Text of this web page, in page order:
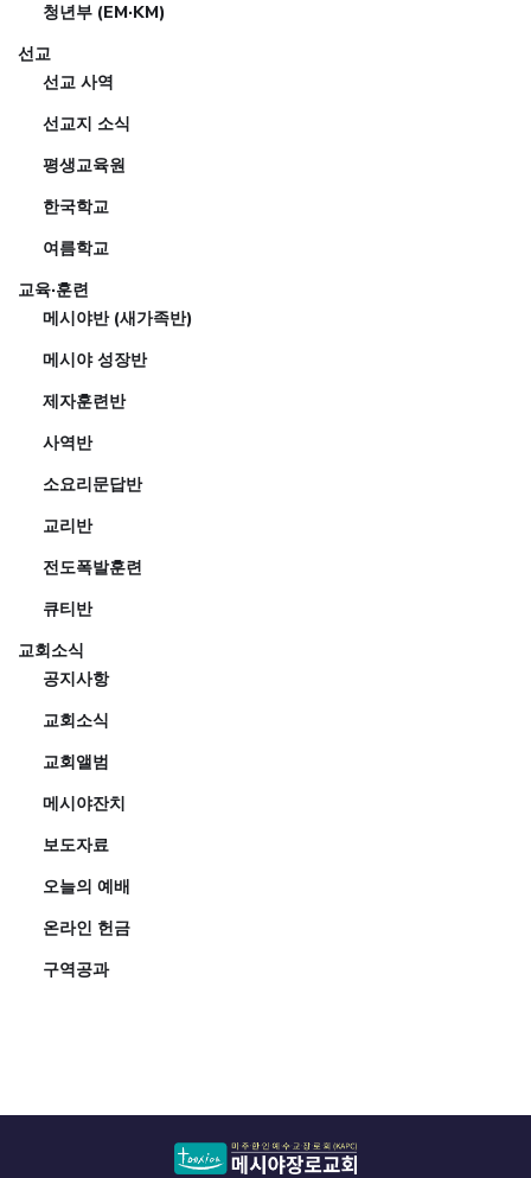
청년부 (EM·KM)
선교
선교 사역
선교지 소식
평생교육원
한국학교
여름학교
교육·훈련
메시야반 (새가족반)
메시야 성장반
제자훈련반
사역반
소요리문답반
교리반
전도폭발훈련
큐티반
교회소식
공지사항
교회소식
교회앨범
메시야잔치
보도자료
오늘의 예배
온라인 헌금
구역공과